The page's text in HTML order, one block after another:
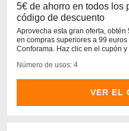
5€ de ahorro en todos los
código de descuento
Aprovecha esta gran oferta,
en compras superiores a 99
Conforama. Haz clic en el cupón
Número de usos: 4
VER EL